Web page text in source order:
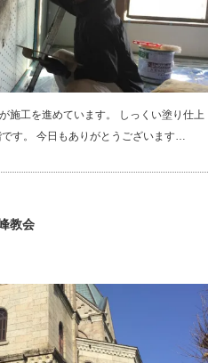
工を進めています。 しっくい塗り仕上
す。 今日もありがとうございます…
教会